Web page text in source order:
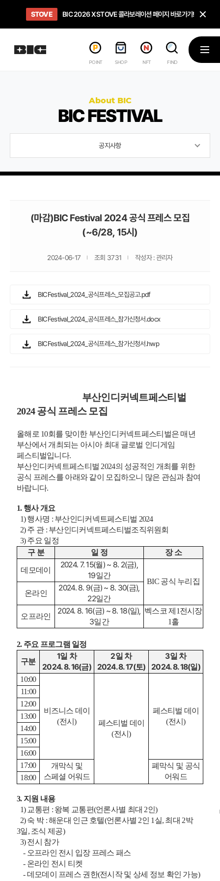
OPEN BIC 2026 STEAM SALE PAGE
STOVE BIC 2026 X STOVE 콜라보레이션 페이지 바로가기!
희망스튜디오 아이들에게 희망 버프 주고, 닌텐도 스위치2 받기!
GO TO 인디게임 테스트 베드 '비라운지' 바로가기!
GO TO '인디게임 큐레이션' 페이지 바로가기!
POINT SHOP NFT FIND
메뉴
About BIC
BIC FESTIVAL
공지사항
(마감)BIC Festival 2024 공식 프레스 모집
(~6/28, 15시)
2024-06-17 조회 3731 작성자 : 관리자
BICFestival_2024_공식프레스_모집공고.pdf
BICFestival_2024_공식프레스_참가신청서.docx
BICFestival_2024_공식프레스_참가신청서.hwp
부산인디커넥트페스티벌
2024공식 프레스 모집
올해로 10회를 맞이한 부산인디커넥트페스티벌은 매년
부산에서 개최되는 아시아 최대 글로벌 인디게임
페스티벌입니다.
부산인디커넥트페스티벌 2024의 성공적인 개최를 위한
공식 프레스를 아래와 같이 모집하오니 많은 관심과 참여
바랍니다.
1. 행사 개요
1)행사명 : 부산인디커넥트페스티벌 2024
2)주 관 : 부산인디커넥트페스티벌조직위원회
3)주요 일정
구 분
일 정 장 소
데모데이
2024. 7. 15(월) ~ 8. 2(금),
19일간
BIC 공식 누리집
온라인
2024. 8. 9(금) ~ 8. 30(금),
22일간
오프라인
2024. 8. 16(금) ~ 8. 18(일),
3일간
벡스코 제 1전시장
1홀
2. 주요 프로그램 일정
구분
1일 차
2024. 8. 16(금)
2일 차
2024. 8. 17(토)
3일 차
2024. 8. 18(일)
10:00
비즈니스 데이
(전시)
페스티벌 데이
(전시)
페스티벌 데이
(전시)
11:00
12:00
13:00
14:00
15:00
16:00
17:00
개막식 및
스페셜 어워드
폐막식 및 공식
어워드
18:00
3. 지원 내용
1) 교통편 : 왕복 교통편(언론사별 최대 2인)
2)숙 박 :해운대 인근 호텔(언론사별 2인 1 실, 최대 2박
3일, 조식 제공)
3)전시 참가
- 오프라인 전시 입장 프레스 패스
- 온라인 전시 티켓
-데모데이 프레스 권한(전시작 및 상세 정보 확인 가능)